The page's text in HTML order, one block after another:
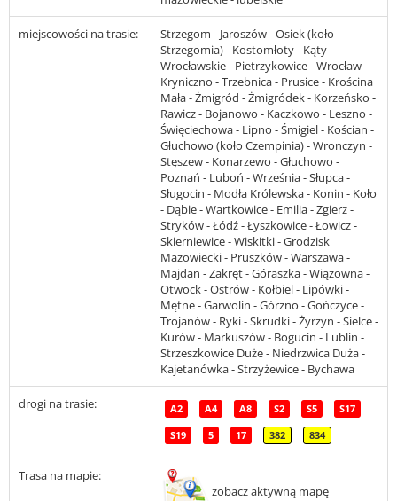
miejscowości na trasie:
Strzegom - Jaroszów - Osiek (koło
Strzegomia) - Kostomłoty - Kąty
Wrocławskie - Pietrzykowice - Wrocław -
Kryniczno - Trzebnica - Prusice - Krościna
Mała - Żmigród - Żmigródek - Korzeńsko -
Rawicz - Bojanowo - Kaczkowo - Leszno -
Święciechowa - Lipno - Śmigiel - Kościan -
Głuchowo (koło Czempinia) - Wronczyn -
Stęszew - Konarzewo - Głuchowo -
Poznań - Luboń - Września - Słupca -
Sługocin - Modła Królewska - Konin - Koło
- Dąbie - Wartkowice - Emilia - Zgierz -
Stryków - Łódź - Łyszkowice - Łowicz -
Skierniewice - Wiskitki - Grodzisk
Mazowiecki - Pruszków - Warszawa -
Majdan - Zakręt - Góraszka - Wiązowna -
Otwock - Ostrów - Kołbiel - Lipówki -
Mętne - Garwolin - Górzno - Gończyce -
Trojanów - Ryki - Skrudki - Żyrzyn - Sielce -
Kurów - Markuszów - Bogucin - Lublin -
Strzeszkowice Duże - Niedrzwica Duża -
Kajetanówka - Strzyżewice - Bychawa
drogi na trasie: A2 A4 A8 S2 S5 S17
S19 5 17 382 834
Trasa na mapie:
zobacz aktywną mapę